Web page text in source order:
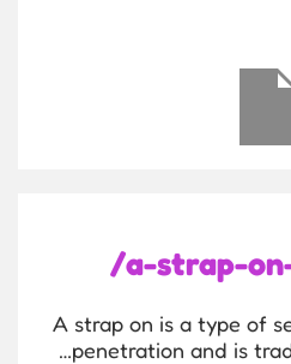
a-strap-
A strap on is a type of
penetration and is